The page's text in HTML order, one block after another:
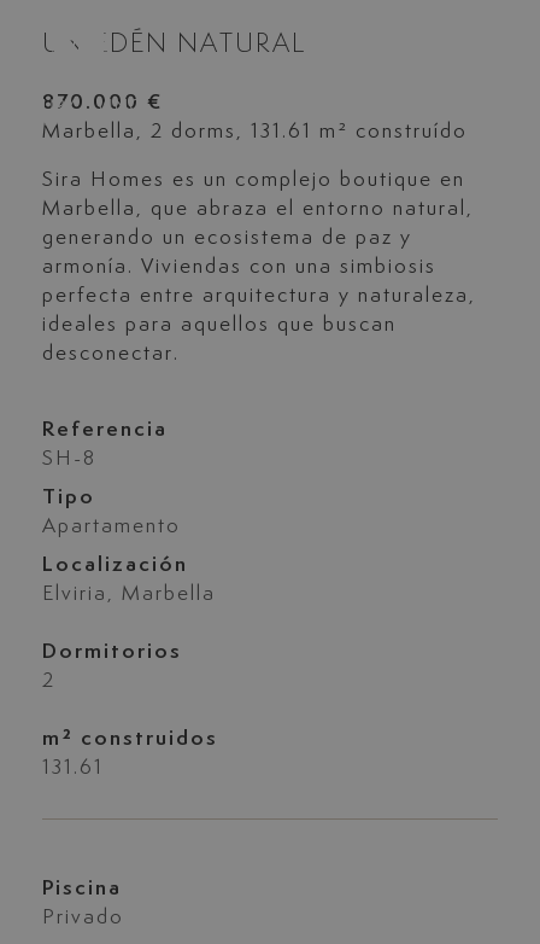
UN EDÉN NATURAL
870.000 €
Marbella, 2 dorms, 131.61 m² construído
Sira Homes es un complejo boutique en
Marbella, que abraza el entorno natural,
generando un ecosistema de paz y
armonía. Viviendas con una simbiosis
perfecta entre arquitectura y naturaleza,
ideales para aquellos que buscan
desconectar.
Referencia
SH-8
Tipo
Apartamento
Localización
Elviria, Marbella
Dormitorios
2
m² construidos
131.61
Piscina
Privado